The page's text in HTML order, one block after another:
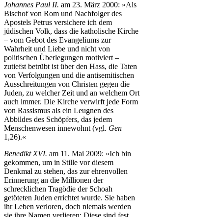
Johannes Paul II. am 23. März 2000: »Als
Bischof von Rom und Nachfolger des
Apostels Petrus versichere ich dem
jüdischen Volk, dass die katholische Kirche
– vom Gebot des Evangeliums zur
Wahrheit und Liebe und nicht von
politischen Überlegungen motiviert –
zutiefst betrübt ist über den Hass, die Taten
von Verfolgungen und die antisemitischen
Ausschreitungen von Christen gegen die
Juden, zu welcher Zeit und an welchem Ort
auch immer. Die Kirche verwirft jede Form
von Rassismus als ein Leugnen des
Abbildes des Schöpfers, das jedem
Menschenwesen innewohnt (vgl. Gen
1,26).«
Benedikt XVI. am 11. Mai 2009: »Ich bin
gekommen, um in Stille vor diesem
Denkmal zu stehen, das zur ehrenvollen
Erinnerung an die Millionen der
schrecklichen Tragödie der Schoah
getöteten Juden errichtet wurde. Sie haben
ihr Leben verloren, doch niemals werden